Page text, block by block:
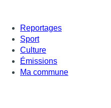
Reportages
Sport
Culture
Émissions
Ma commune